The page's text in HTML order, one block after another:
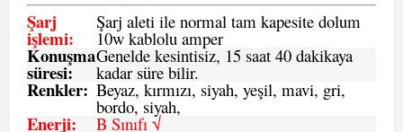
Şarj
işlemi:
Şarj aleti ile normal tam kapesite dolum
10w kablolu amper
Konuşma
süresi:
Genelde kesintisiz, 15 saat 40 dakikaya
kadar süre bilir.
Renkler: Beyaz, kırmızı, siyah, yeşil, mavi, gri,
bordo, siyah,
Enerji: B Sınıfı √